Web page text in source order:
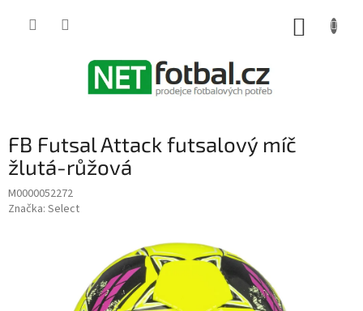
FB Futsal Attack futsalový míč
žlutá-růžová
M0000052272
Značka: Select